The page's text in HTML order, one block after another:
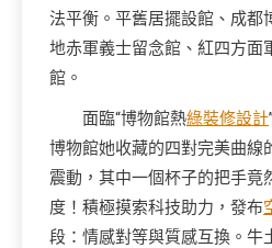
法平衡。平舊居擺設館、成都
地赤軍義士留念館、紅四方面
館。
面臨“博物館熱綠裝修設計
博物館她收藏的四對完美曲線
震動，其中一個杯子的把手竟
度！積極摸索科技助力，發布
段：情感對等與質感互換。牛